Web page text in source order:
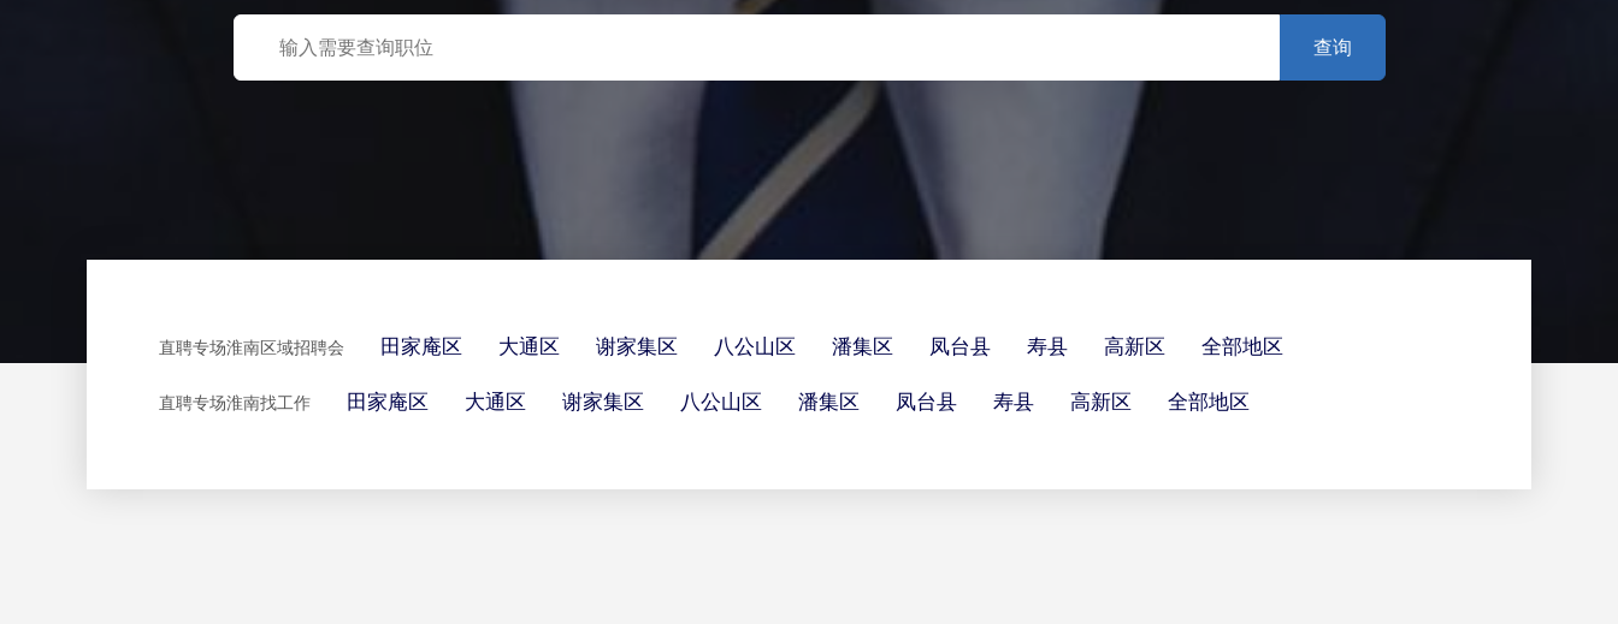
直聘专场淮南区域招聘会 田家庵区 大通区 谢家集区 八公山区 潘集区 凤台县 寿县 高新区 全部地区
直聘专场淮南找工作 田家庵区 大通区 谢家集区 八公山区 潘集区 凤台县 寿县 高新区 全部地区